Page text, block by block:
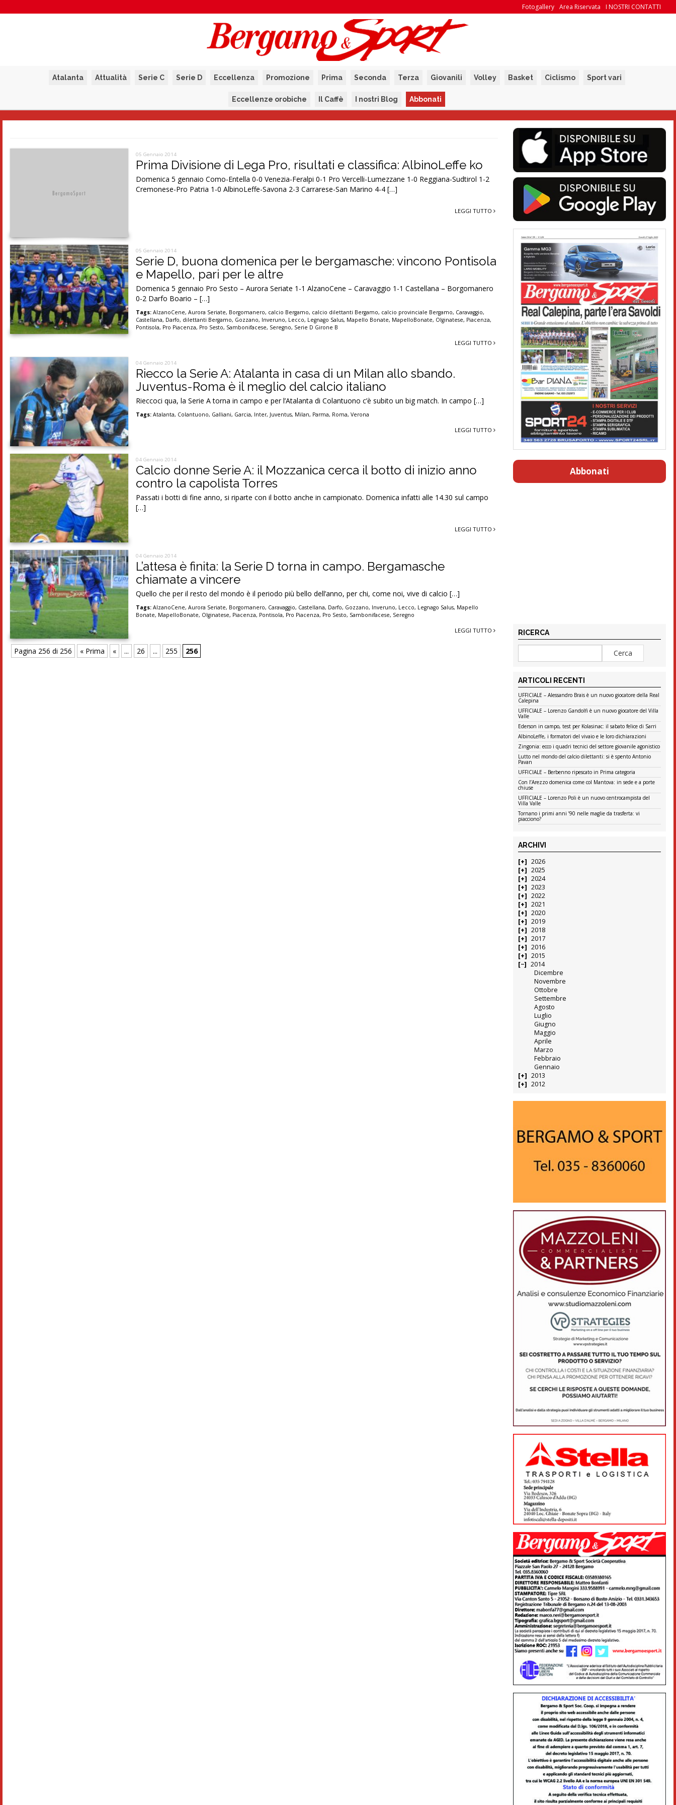
I NOSTRI CONTATTI
Area Riservata
Fotogallery
Atalanta Attualità Serie C Serie D Eccellenza Promozione Prima Seconda Terza Giovanili Volley Basket Ciclismo Sport vari
Eccellenze orobiche Il Caffè I nostri Blog Abbonati
05 Gennaio 2014
Prima Divisione di Lega Pro, risultati e classifica: AlbinoLeffe ko
Domenica 5 gennaio Como-Entella 0-0 Venezia-Feralpi 0-1 Pro Vercelli-Lumezzane 1-0 Reggiana-Sudtirol 1-2
Cremonese-Pro Patria 1-0 AlbinoLeffe-Savona 2-3 Carrarese-San Marino 4-4 […]
LEGGI TUTTO
05 Gennaio 2014
Serie D, buona domenica per le bergamasche: vincono Pontisola
e Mapello, pari per le altre
Domenica 5 gennaio Pro Sesto – Aurora Seriate 1-1 AlzanoCene – Caravaggio 1-1 Castellana – Borgomanero
0-2 Darfo Boario – […]
Tags: AlzanoCene,Aurora Seriate, Borgomanero, calcio Bergamo, calcio dilettanti Bergamo, calcio provinciale Bergamo, Caravaggio,
Castellana, Darfo, dilettanti Bergamo, Gozzano, Inveruno, Lecco, Legnago Salus, Mapello Bonate, MapelloBonate, Olginatese, Piacenza,
Pontisola, Pro Piacenza, Pro Sesto, Sambonifacese, Seregno, Serie D Girone B
LEGGI TUTTO
04 Gennaio 2014
Riecco la Serie A: Atalanta in casa di un Milan allo sbando.
Juventus-Roma è il meglio del calcio italiano
Rieccoci qua, la Serie A torna in campo e per l’Atalanta di Colantuono c’è subito un big match. In campo […]
Tags: Atalanta, Colantuono, Galliani, Garcia, Inter, Juventus, Milan, Parma, Roma,Verona
LEGGI TUTTO
04 Gennaio 2014
Calcio donne Serie A: il Mozzanica cerca il botto di inizio anno
contro la capolista Torres
Passati i botti di fine anno, si riparte con il botto anche in campionato. Domenica infatti alle 14.30 sul campo
[…]
LEGGI TUTTO
04 Gennaio 2014
L’attesa è finita: la Serie D torna in campo. Bergamasche
chiamate a vincere
Quello che per il resto del mondo è il periodo più bello dell’anno, per chi, come noi, vive di calcio […]
Tags: AlzanoCene,Aurora Seriate, Borgomanero, Caravaggio, Castellana, Darfo, Gozzano, Inveruno, Lecco, Legnago Salus, Mapello
Bonate, MapelloBonate, Olginatese, Piacenza, Pontisola, Pro Piacenza, Pro Sesto, Sambonifacese, Seregno
LEGGI TUTTO
Pagina 256 di 256 « Prima « ... 26 ... 255 256
Abbonati
RICERCA
ARTICOLI RECENTI
UFFICIALE – Alessandro Brais è un nuovo giocatore della Real
Calepina
UFFICIALE – Lorenzo Gandolfi è un nuovo giocatore del Villa
Valle
Ederson in campo, test per Kolasinac: il sabato felice di Sarri
AlbinoLeffe, i formatori del vivaio e le loro dichiarazioni
Zingonia: ecco i quadri tecnici del settore giovanile agonistico
Lutto nel mondo del calcio dilettanti: si è spento Antonio
Pavan
UFFICIALE – Berbenno ripescato in Prima categoria
Con l’Arezzo domenica come col Mantova: in sede e a porte
chiuse
UFFICIALE – Lorenzo Poli è un nuovo centrocampista del
Villa Valle
Tornano i primi anni ’90 nelle maglie da trasferta: vi
piacciono?
ARCHIVI
2026
2025
2024
2023
2022
2021
2020
2019
2018
2017
2016
2015
2014
Dicembre
Novembre
Ottobre
Settembre
Agosto
Luglio
Giugno
Maggio
Aprile
Marzo
Febbraio
Gennaio
2013
2012